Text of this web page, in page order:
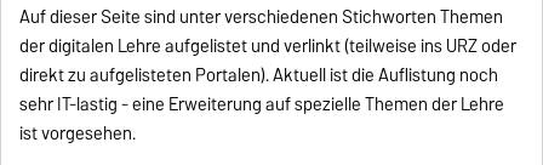
Auf dieser Seite sind unter verschiedenen Stichworten Themen
der digitalen Lehre aufgelistet und verlinkt (teilweise ins URZ oder
direkt zu aufgelisteten Portalen). Aktuell ist die Auflistung noch
sehr IT-lastig - eine Erweiterung auf spezielle Themen der Lehre
ist vorgesehen.